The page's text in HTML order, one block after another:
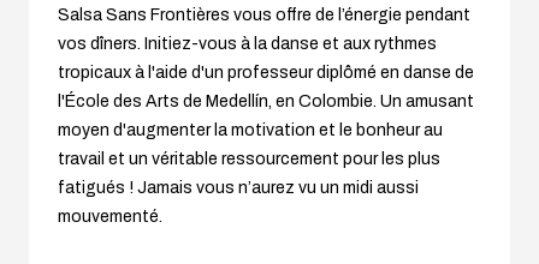
Salsa Sans Frontières vous offre de l’énergie pendant
vos dîners. Initiez-vous à la danse et aux rythmes
tropicaux à l'aide d'un professeur diplômé en danse de
l'École des Arts de Medellín, en Colombie. Un amusant
moyen d'augmenter la motivation et le bonheur au
travail et un véritable ressourcement pour les plus
fatigués ! Jamais vous n’aurez vu un midi aussi
mouvementé.